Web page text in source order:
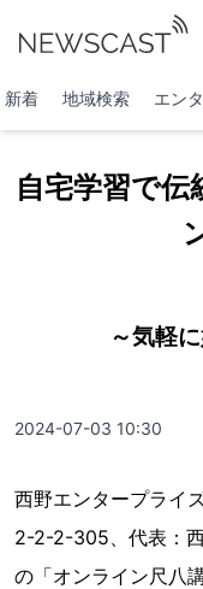
新着 地域検索 エン
自宅学習で伝
～気軽
2024-07-03 10:30
西野エンタープライ
2-2-2-305、代表：
の「オンライン尺八